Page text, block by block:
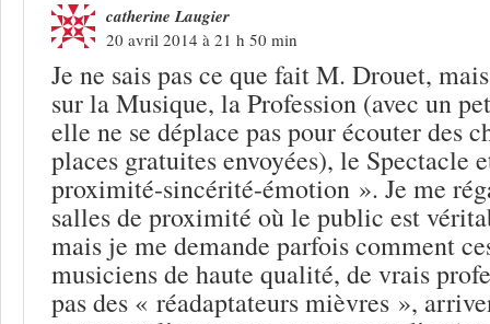
catherine Laugier
20 avril 2014 à 21 h 50 min
Je ne sais pas ce que fait M. Drouet,
sur la Musique, la Profession (avec un
elle ne se déplace pas pour écouter des
places gratuites envoyées), le Spectacle
proximité-sincérité-émotion ». Je me
salles de proximité où le public est
mais je me demande parfois comment
musiciens de haute qualité, de vrais
pas des « réadaptateurs mièvres »,